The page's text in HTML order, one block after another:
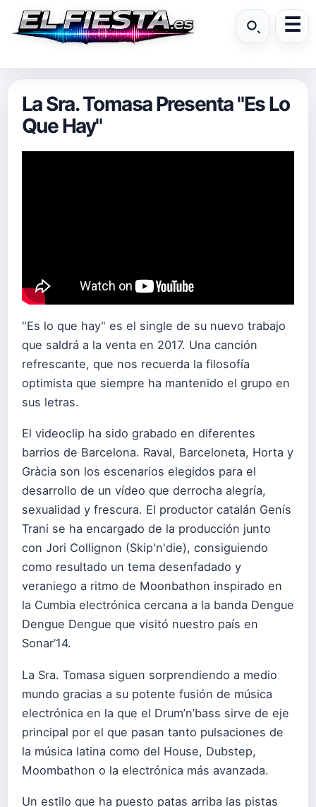
La Sra. Tomasa Presenta "Es Lo
Que Hay"
"Es lo que hay" es el single de su nuevo trabajo
que saldrá a la venta en 2017. Una canción
refrescante, que nos recuerda la filosofía
optimista que siempre ha mantenido el grupo en
sus letras.
El videoclip ha sido grabado en diferentes
barrios de Barcelona. Raval, Barceloneta, Horta y
Gràcia son los escenarios elegidos para el
desarrollo de un vídeo que derrocha alegría,
sexualidad y frescura. El productor catalán Genís
Trani se ha encargado de la producción junto
con Jori Collignon (Skip'n'die), consiguiendo
como resultado un tema desenfadado y
veraniego a ritmo de Moonbathon inspirado en
la Cumbia electrónica cercana a la banda Dengue
Dengue Dengue que visitó nuestro país en
Sonar’14.
La Sra. Tomasa siguen sorprendiendo a medio
mundo gracias a su potente fusión de música
electrónica en la que el Drum’n’bass sirve de eje
principal por el que pasan tanto pulsaciones de
la música latina como del House, Dubstep,
Moombathon o la electrónica más avanzada.
Un estilo que ha puesto patas arriba las pistas